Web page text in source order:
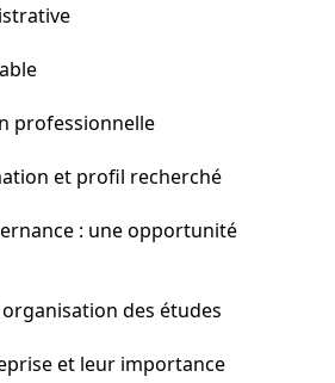
professionnelle
et profil recherché
: une opportunité
des études
et leur importance